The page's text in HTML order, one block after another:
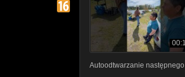
Autoodtwarzanie